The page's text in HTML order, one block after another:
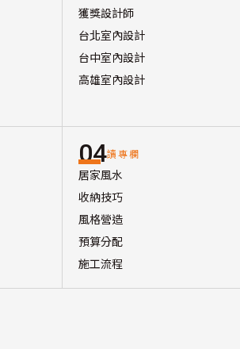
獲獎設計師
台北室內設計
台中室內設計
高雄室內設計
04讀專欄
居家風水
收納技巧
風格營造
預算分配
施工流程